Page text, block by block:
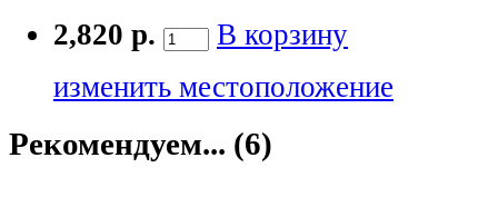
2,820 р.
В корзину
изменить местоположение
Рекомендуем... (6)